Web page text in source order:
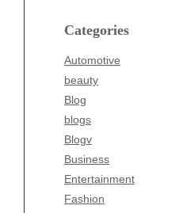
Categories
Automotive
beauty
Blog
blogs
Blogv
Business
Entertainment
Fashion
Business
Entertainment
Fashion
Finance
Food
Health
Health & Wellness
News